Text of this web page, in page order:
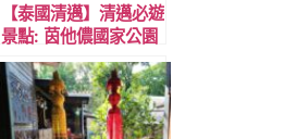
【泰國清邁】清邁必遊
景點: 茵他儂國家公園
一日遊：水勢壯闊的瓦
基拉坦瀑布+ 茵他儂國
家公園健行+少數部落
保護村+國王皇后雙塔!